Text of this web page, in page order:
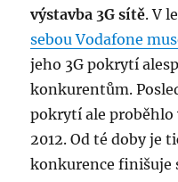
výstavba 3G sítě. V
sebou Vodafone
jeho 3G pokrytí
konkurentům.
pokrytí ale
2012. Od té doby je
konkurence finišuje